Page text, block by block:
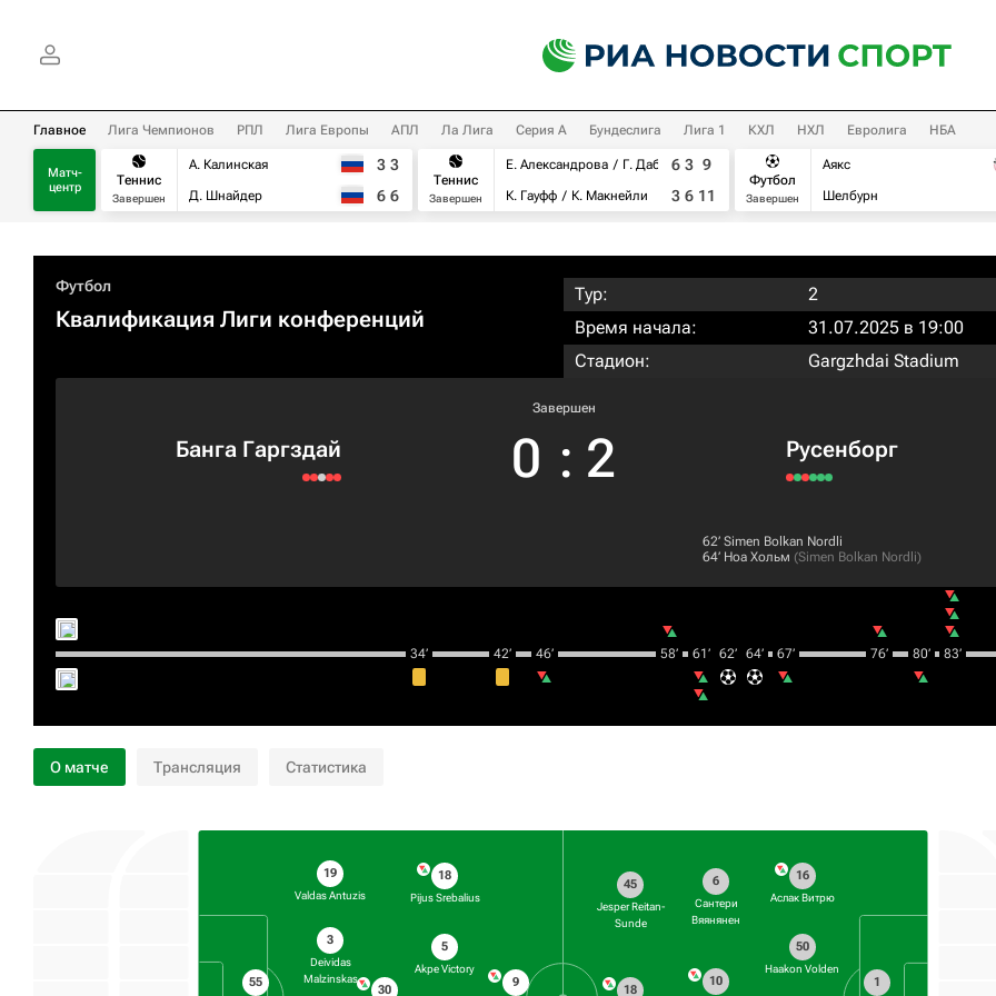
Главное Лига Чемпионов РПЛ Лига Европы АПЛ Ла Лига Серия А Бундеслига Лига 1 КХЛ НХЛ Евролига НБА
Матч-
центр
Теннис
Завершен
А. Калинская
Д. Шнайдер
3 3
6 6
Теннис
Завершен
Е. Александрова
Г. Дабровски
К. Гауфф
К. Макнейли
6 3 9
3 6 11
Футбол
Завершен
Аякс
Шелбурн
Футбол
Квалификация Лиги конференций
Тур:
2
Время начала:
31.07.2025 в 19:00
Стадион:
Gargzhdai Stadium
Банга Гаргздай
Завершен
0 : 2 Русенборг
62‎’‎ Simen Bolkan Nordli
64‎’‎ Ноа Хольм (Simen Bolkan Nordli)
34‎’‎ 42‎’‎ 46‎’‎ 58‎’‎ 61‎’‎ 62‎’‎ 64‎’‎ 67‎’‎ 76‎’‎ 80‎’‎ 83‎’‎
О матче Трансляция Статистика
55
19
Valdas Antuzis
3
Deividas
Malzinskas
30
18
Pijus Srebalius
5
Akpe Victory
9 1
16
Аслак Витрю
50
Haakon Volden
6
Сантери
Вяянянен
10
45
Jesper Reitan-
Sunde
18